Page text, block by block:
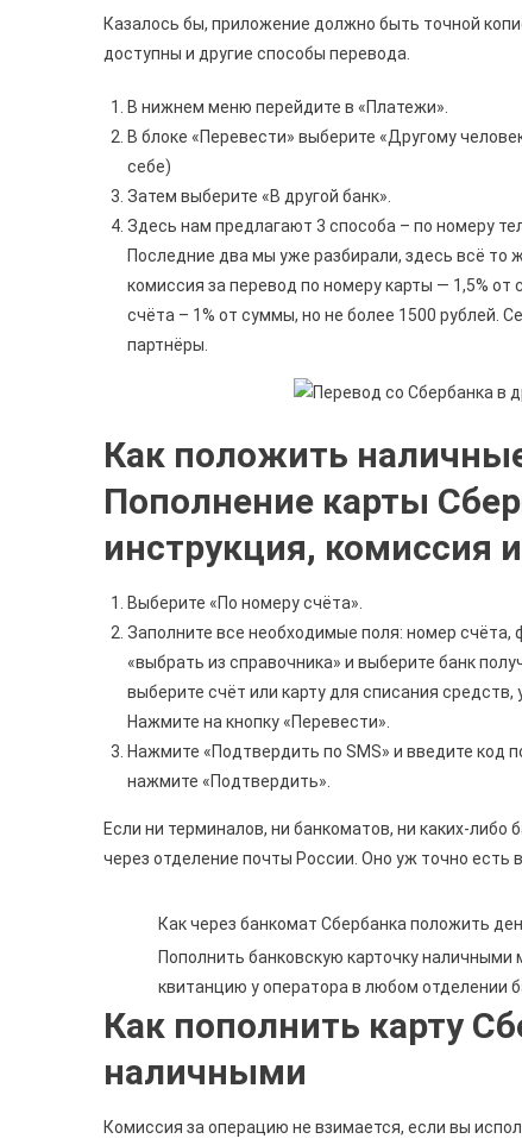
Казалось бы, приложение должно быть точной
доступны и другие способы перевода.
В нижнем меню перейдите в «Платежи».
В блоке «Перевести» выберите «Другому
себе)
Затем выберите «В другой банк».
Здесь нам предлагают 3 способа – по номеру
Последние два мы уже разбирали, здесь всё
комиссия за перевод по номеру карты — 1,5%
счёта – 1% от суммы, но не более 1500 рублей.
партнёры.
Как положить
Пополнение карты
инструкция, комиссия
Выберите «По номеру счёта».
Заполните все необходимые поля: номер
«выбрать из справочника» и выберите банк
выберите счёт или карту для списания
Нажмите на кнопку «Перевести».
Нажмите «Подтвердить по SMS» и введите
нажмите «Подтвердить».
Если ни терминалов, ни банкоматов, ни каких-
через отделение почты России. Оно уж точно есть
Как через банкомат Сбербанка положить
Пополнить банковскую карточку
квитанцию у оператора в любом отделении
Как пополнить карту
наличными
Комиссия за операцию не взимается, если вы